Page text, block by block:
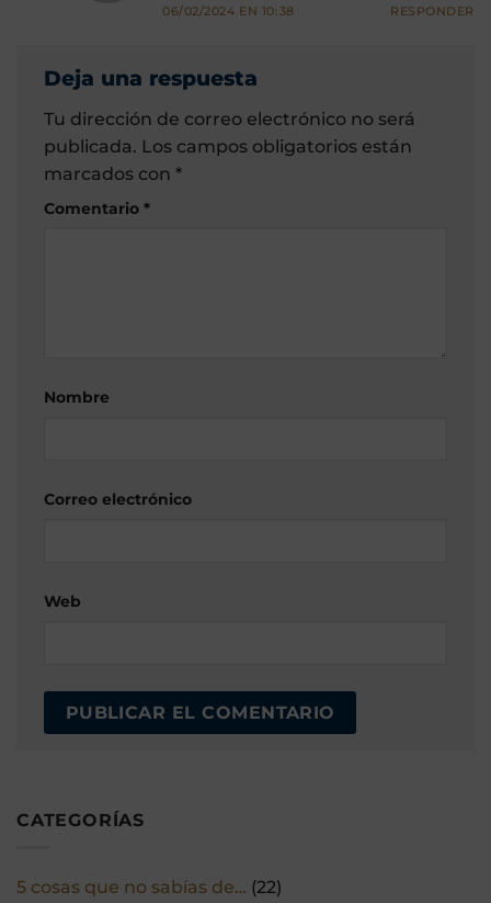
06/02/2024 EN 10:38 RESPONDER
Deja una respuesta
Tu dirección de correo electrónico no será
publicada. Los campos obligatorios están
marcados con *
Comentario *
Nombre
Correo electrónico
Web
CATEGORÍAS
5 cosas que no sabías de… (22)